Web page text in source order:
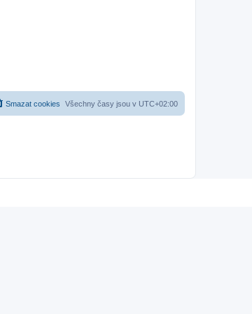
Všechny časy jsou v UTC+02:00
Smazat cookies